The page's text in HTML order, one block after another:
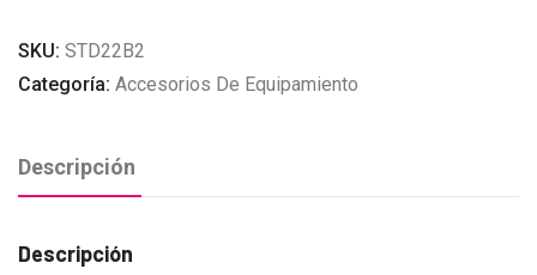
SKU: STD22B2
Categoría: Accesorios De Equipamiento
Descripción
Descripción